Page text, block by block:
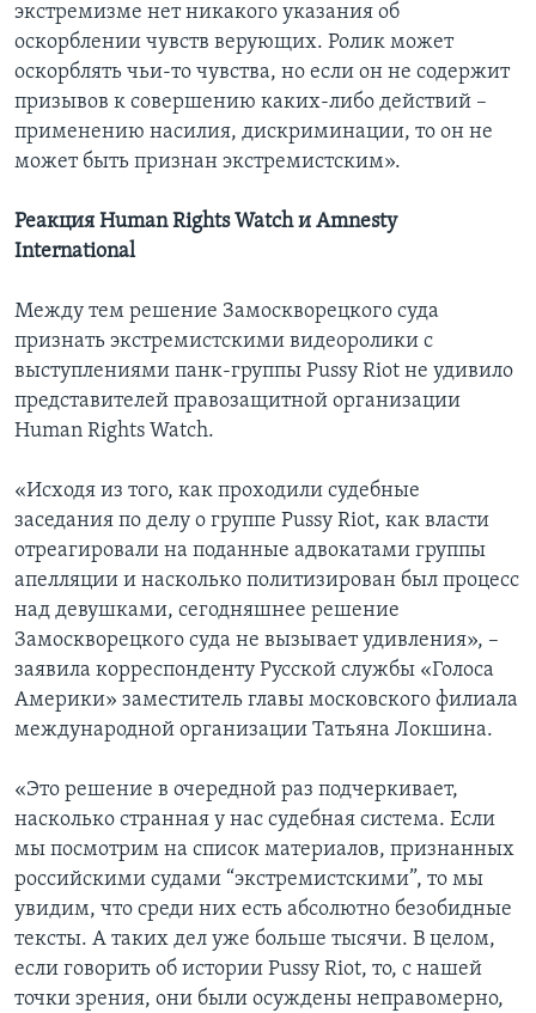
экстремизме нет никакого указания об
оскорблении чувств верующих. Ролик может
оскорблять чьи-то чувства, но если он не содержит
призывов к совершению каких-либо действий –
применению насилия, дискриминации, то он не
может быть признан экстремистским».
Реакция Human Rights Watch и Amnesty
International
Между тем решение Замоскворецкого суда
признать экстремистскими видеоролики с
выступлениями панк-группы Pussy Riot не удивило
представителей правозащитной организации
Human Rights Watch.
«Исходя из того, как проходили судебные
заседания по делу о группе Pussy Riot, как власти
отреагировали на поданные адвокатами группы
апелляции и насколько политизирован был процесс
над девушками, сегодняшнее решение
Замоскворецкого суда не вызывает удивления», –
заявила корреспонденту Русской службы «Голоса
Америки» заместитель главы московского филиала
международной организации Татьяна Локшина.
«Это решение в очередной раз подчеркивает,
насколько странная у нас судебная система. Если
мы посмотрим на список материалов, признанных
российскими судами “экстремистскими”, то мы
увидим, что среди них есть абсолютно безобидные
тексты. А таких дел уже больше тысячи. В целом,
если говорить об истории Pussy Riot, то, с нашей
точки зрения, они были осуждены неправомерно,